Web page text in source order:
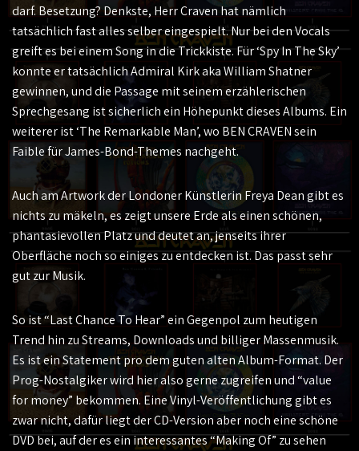
darf. Besetzung? Denkste, Herr Craven hat nämlich
tatsächlich fast alles selber eingespielt. Nur bei den Vocals
greift es bei einem Song in die Trickkiste. Für ‘Spy In The Sky’
konnte er tatsächlich Admiral Kirk aka William Shatner
gewinnen, und die Passage mit seinem erzählerischen
Sprechgesang ist sicherlich ein Höhepunkt dieses Albums. Ein
weiterer ist ‘The Remarkable Man’, wo BEN CRAVEN sein
Faible für James-Bond-Themes nachgeht.
Auch am Artwork der Londoner Künstlerin Freya Dean gibt es
nichts zu mäkeln, es zeigt unsere Erde als einen schönen,
phantasievollen Platz und deutet an, jenseits ihrer
Oberfläche noch so einiges zu entdecken ist. Das passt sehr
gut zur Musik.
So ist “Last Chance To Hear” ein Gegenpol zum heutigen
Trend hin zu Streams, Downloads und billiger Massenmusik.
Es ist ein Statement pro dem guten alten Album-Format. Der
Prog-Nostalgiker wird hier also gerne zugreifen und “value
for money” bekommen. Eine Vinyl-Veröffentlichung gibt es
zwar nicht, dafür liegt der CD-Version aber noch eine schöne
DVD bei, auf der es ein interessantes “Making Of” zu sehen